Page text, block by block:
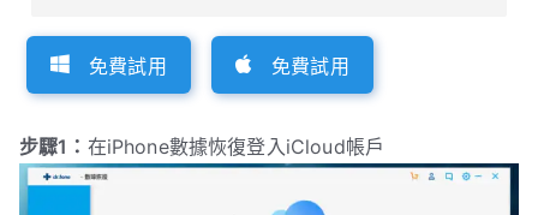
免費試用 免費試用
步驟1： 在iPhone數據恢復登入iCloud帳戶